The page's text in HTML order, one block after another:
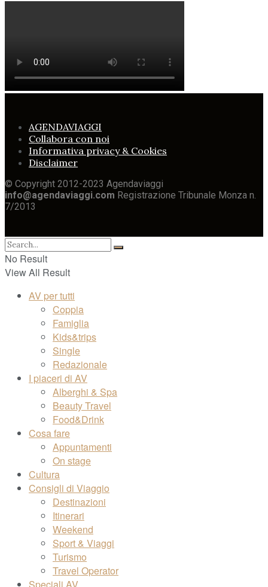
AGENDAVIAGGI
Collabora con noi
Informativa privacy & Cookies
Disclaimer
© Copyright 2012-2023 Agendaviaggi
info@agendaviaggi.com Registrazione Tribunale Monza n.
7/2013
No Result
View All Result
AV per tutti
Coppia
Famiglia
Kids&trips
Single
Redazionale
I piaceri di AV
Alberghi & Spa
Beauty Travel
Food&Drink
Cosa fare
Appuntamenti
On stage
Cultura
Consigli di Viaggio
Destinazioni
Itinerari
Weekend
Sport & Viaggi
Turismo
Travel Operator